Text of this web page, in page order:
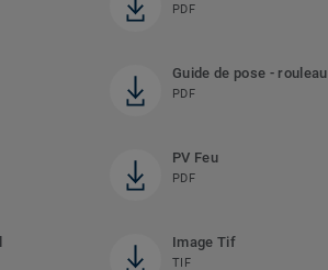
PDF
Guide de pose - rouleau
PDF
PV Feu
PDF
Image Tif
TIF